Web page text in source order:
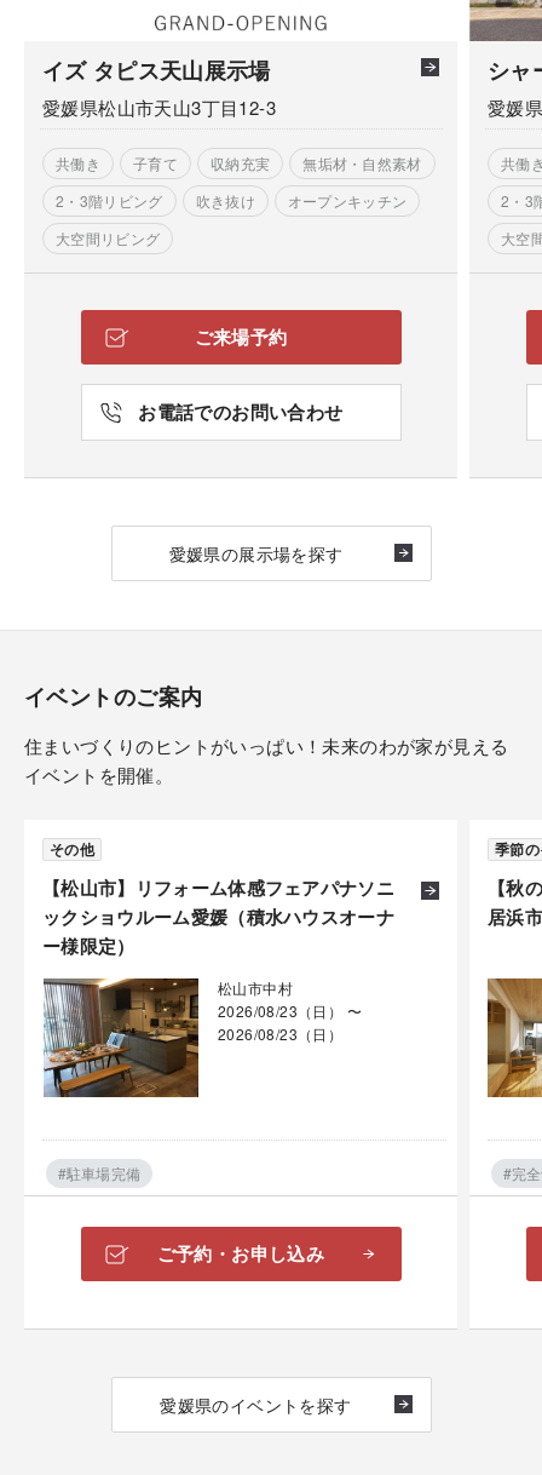
イズ タピス天山展示場
愛媛県松山市天山3丁目12-3
共働き 子育て 収納充実
無垢材・自然素材
2・3階リビング
吹き抜け
オープンキッチン
大空間リビング
ご来場予約
お電話でのお問い合わせ
シャ
愛媛
共働
2・3
大空
愛媛県の展示場を探す
イベントのご案内
住まいづくりのヒントがいっぱい！未来のわが家が見える
イベントを開催。
【松山市】リフォーム体感フェアパナソニ
ックショウルーム愛媛（積水ハウスオーナ
ー様限定）
その他
松山市中村
2026/08/23（日） 〜
2026/08/23（日）
#駐車場完備
ご予約・お申し込み
【秋
居浜
季節
#完
愛媛県のイベントを探す